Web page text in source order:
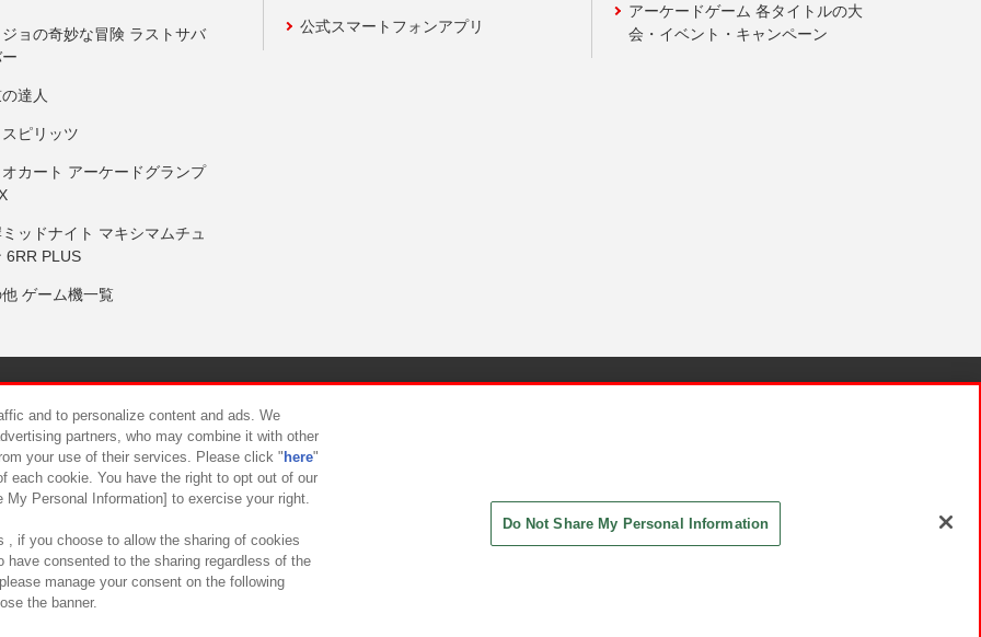
ョの奇妙な冒険 ラストサバ
達人
ピリッツ
カート アーケードグランプ
ッドナイト マキシマムチュ
6RR PLUS
ゲーム機一覧
公式スマートフォンアプリ
アーケードゲーム 各タイトルの大
会・イベント・キャンペーン
について カスタマーハラスメント対応方針
and to personalize content and ads. We
partners, who may combine it with other
your use of their services. Please click " here"
each cookie. You have the right to opt out of our
Personal Information] to exercise your right.
, if you choose to allow the sharing of cookies
have consented to the sharing regardless of the
manage your consent on the following
the banner.
Do Not Share My Personal Information